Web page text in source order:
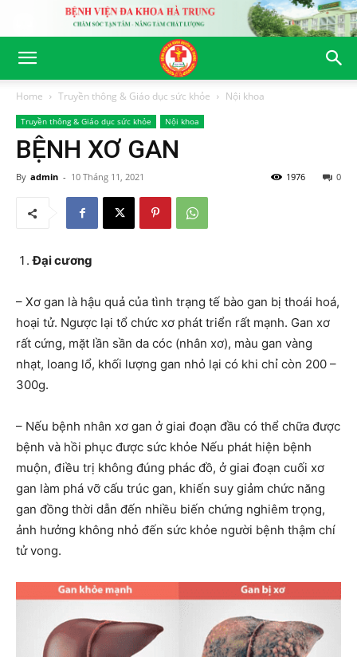
Home Truyền thông & Giáo dục sức khỏe Nội khoa
Truyền thông & Giáo dục sức khỏe Nội khoa
BỆNH XƠ GAN
By admin - 10 Tháng 11, 2021 0
1976
Đại cương
– Xơ gan là hậu quả của tình trạng tế bào gan bị thoái hoá,
hoại tử. Ngược lại tổ chức xơ phát triển rất mạnh. Gan xơ
rất cứng, mặt lần sần da cóc (nhân xơ), màu gan vàng
nhạt, loang lổ, khối lượng gan nhỏ lại có khi chỉ còn 200 –
300g.
– Nếu bệnh nhân xơ gan ở giai đoạn đầu có thể chữa được
bệnh và hồi phục được sức khỏe Nếu phát hiện bệnh
muộn, điều trị không đúng phác đồ, ở giai đoạn cuối xơ
gan làm phá vỡ cấu trúc gan, khiến suy giảm chức năng
gan đồng thời dẫn đến nhiều biến chứng nghiêm trọng,
ảnh hưởng không nhỏ đến sức khỏe người bệnh thậm chí
tử vong.